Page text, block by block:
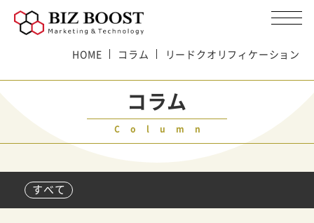
HOME コラム リードクオリフィケーション
コラム
Column
すべて